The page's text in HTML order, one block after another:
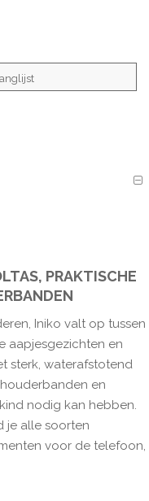
PRAKTISCHE
Iniko valt op tussen
aapjesgezichten en
sterk, waterafstotend
en
nodig kan hebben.
je alle soorten
voor de telefoon,